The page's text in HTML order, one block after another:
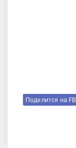
Поделится на FB